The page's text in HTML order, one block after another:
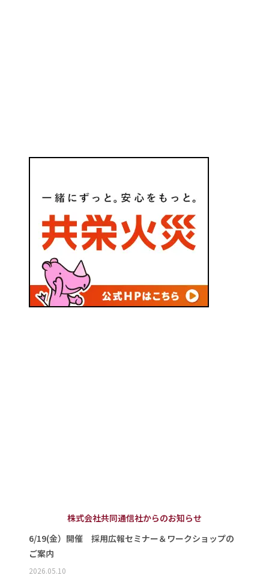
株式会社共同通信社からのお知らせ
6/19(金）開催 採用広報セミナー＆ワークショップの
ご案内
2026.05.10